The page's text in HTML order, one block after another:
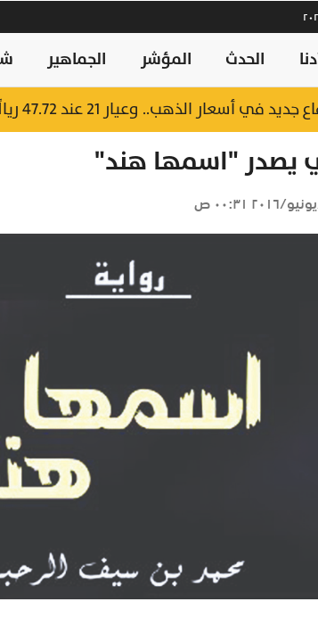
الحدث المؤشر الجماهير
جديد في أسعار الذهب.. وعيار 21 عند 47.72 ريالًا
يصدر "اسمها هند"